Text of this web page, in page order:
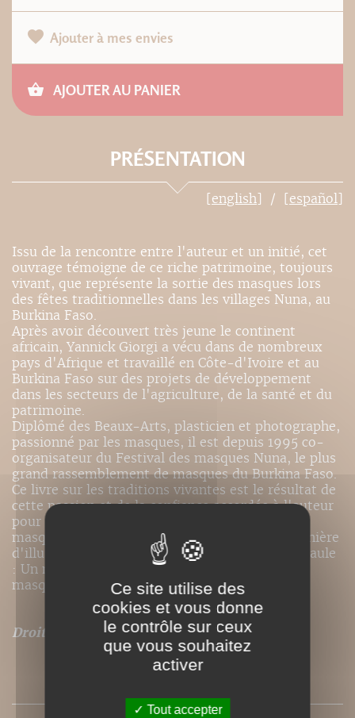
Ajouter à mes envies
AJOUTER AU PANIER
PRÉSENTATION
[english] [español]
Issu de la rencontre entre l'auteur et un initié, cet
ouvrage témoigne de ce riche patrimoine, toujours
vivant, que représente la sortie des masques lors
des fêtes traditionnelles dans les villages Nuna, au
Burkina Faso.
Après avoir découvert très jeune le continent
africain, Yannick Giorgi a vécu dans de nombreux
pays d'Afrique et travaillé en Côte-d'Ivoire et au
Burkina Faso sur des projets de développement
dans les secteurs de l'agriculture, de la santé et du
patrimoine.
Diplômé des Beaux-Arts, plasticien et photographe,
passionné par les masques, il est depuis 1995 co-
organisateur du Festival des masques Nuna, le plus
grand rassemblement de masques du Burkina Faso.
Ce livre sur les traditions vivantes est le résultat de
cette passion et de la confiance accordée à l'auteur
pour photographier les différentes sorties de
masques dans les villages Nuna - une belle manière
d'illustrer la pensée de l'ethnologue Marcel Griaule
: Un masque qui ne marche pas n'est pas un
masque.
Droits de traduction disponibles pour ce titre
Ce site utilise des
cookies et vous donne
le contrôle sur ceux
que vous souhaitez
activer
Tout accepter